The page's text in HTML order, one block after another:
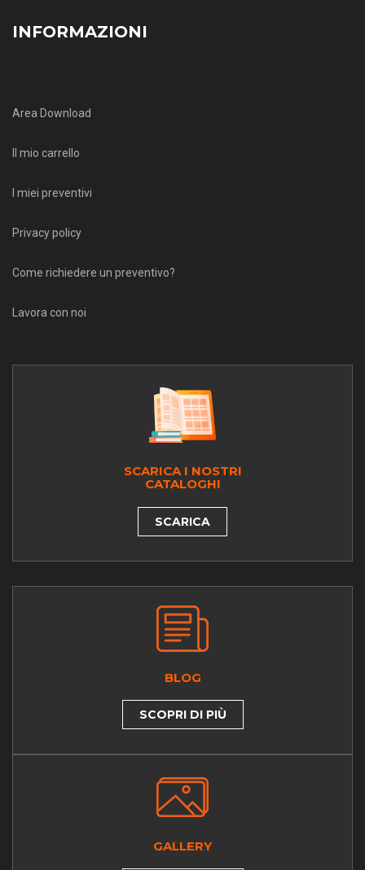
INFORMAZIONI
Area Download
Il mio carrello
I miei preventivi
Privacy policy
Come richiedere un preventivo?
Lavora con noi
SCARICA I NOSTRI
CATALOGHI
SCARICA
BLOG
SCOPRI DI PIÙ
GALLERY